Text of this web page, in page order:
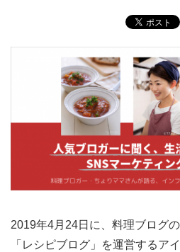
2019年4月24日に、料理ブログ
「レシピブログ」を運営するア